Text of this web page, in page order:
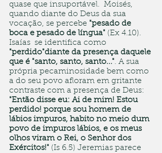
quase que insuportável.  Moisés,
quando diante do Deus da sua
vocação, se percebe "pesado de
boca e pesado de língua" (Ex 4.10).
Isaías  se identifica como
"perdido"diante da presença daquele
que é "santo, santo, santo...". A sua
própria pecaminosidade bem como
a do seu povo afloram em gritante
contraste com a presença de Deus:
"Então disse eu: Ai de mim! Estou
perdido! porque sou homem de
lábios impuros, habito no meio dum
povo de impuros lábios, e os meus
olhos viram o Rei, o Senhor dos
Exércitos!" (Is 6.5) Jeremias parece